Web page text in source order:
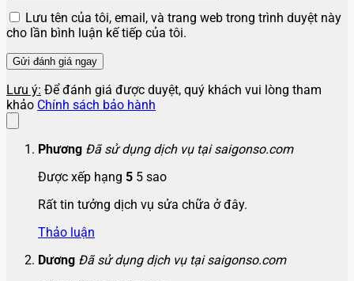
Lưu tên của tôi, email, và trang web trong trình duyệt này
cho lần bình luận kế tiếp của tôi.
Lưu ý: Để đánh giá được duyệt, quý khách vui lòng tham
khảo Chính sách bảo hành
Phương Đã sử dụng dịch vụ tại saigonso.com
Được xếp hạng 5 5 sao
Rất tin tưởng dịch vụ sửa chữa ở đây.
Thảo luận
Dương Đã sử dụng dịch vụ tại saigonso.com